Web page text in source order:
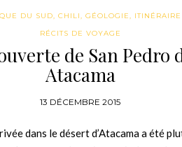
DU SUD, CHILI, GÉOLOGIE,
RÉCITS DE VOYAGE
de San Pedro
Atacama
13 DÉCEMBRE 2015
dans le désert d’Atacama a été